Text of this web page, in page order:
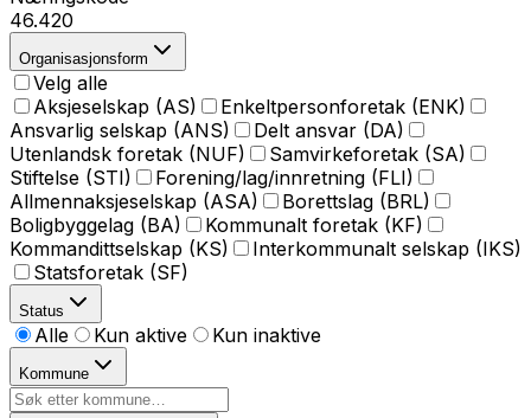
46.420
Organisasjonsform
Velg alle
Aksjeselskap (AS)
Enkeltpersonforetak (ENK)
Ansvarlig selskap (ANS)
Delt ansvar (DA)
Utenlandsk foretak (NUF)
Samvirkeforetak (SA)
Stiftelse (STI)
Forening/lag/innretning (FLI)
Allmennaksjeselskap (ASA)
Borettslag (BRL)
Boligbyggelag (BA)
Kommunalt foretak (KF)
Kommandittselskap (KS)
Interkommunalt selskap (IKS)
Statsforetak (SF)
Status
Alle Kun aktive Kun inaktive
Kommune